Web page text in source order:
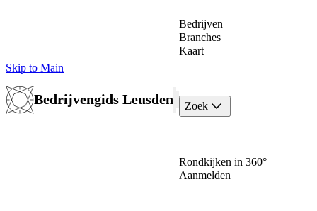
Skip to Main
Bedrijvengids Leusden
Bedrijven
Branches
Kaart
Zoek
Rondkijken in 360°
Aanmelden